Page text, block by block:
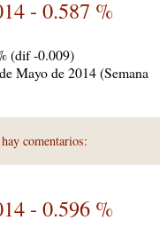
- 0.587 %
(dif -0.009)
Mayo de 2014 (Semana
comentarios:
- 0.596 %